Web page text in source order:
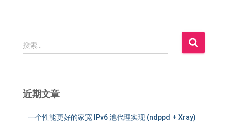
搜
索
搜索…
近期文章
一个性能更好的家宽 IPv6 池代理实现 (ndppd + Xray)